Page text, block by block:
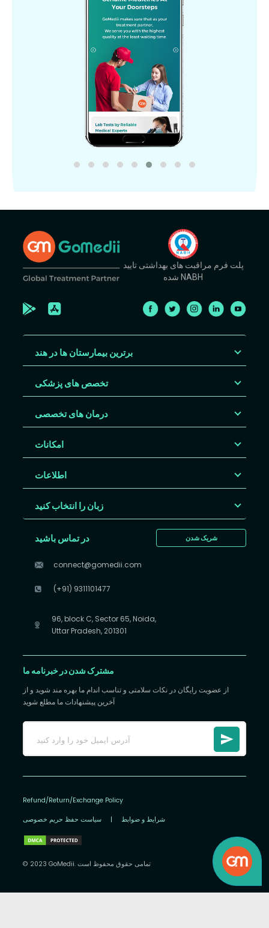
پلت فرم مراقبت های بهداشتی تایید
شده NABH
برترین بیمارستان ها در هند
تخصص های پزشکی
درمان های تخصصی
امکانات
اطلاعات
زبان را انتخاب کنید
شریک شدن در تماس باشید
connect@gomedii.com
(+91) 9311101477
96, block C, Sector 65, Noida,
Uttar Pradesh, 201301
مشترک شدن در خبرنامه ما
از عضویت رایگان در نکات سلامتی و تناسب اندام ما بهره مند شوید و از
آخرین پیشنهادات ما مطلع شوید
Refund/Return/Exchange Policy
سیاست حفظ حریم خصوصی | شرایط و ضوابط
© 2023 GoMedii. تمامی حقوق محفوظ است